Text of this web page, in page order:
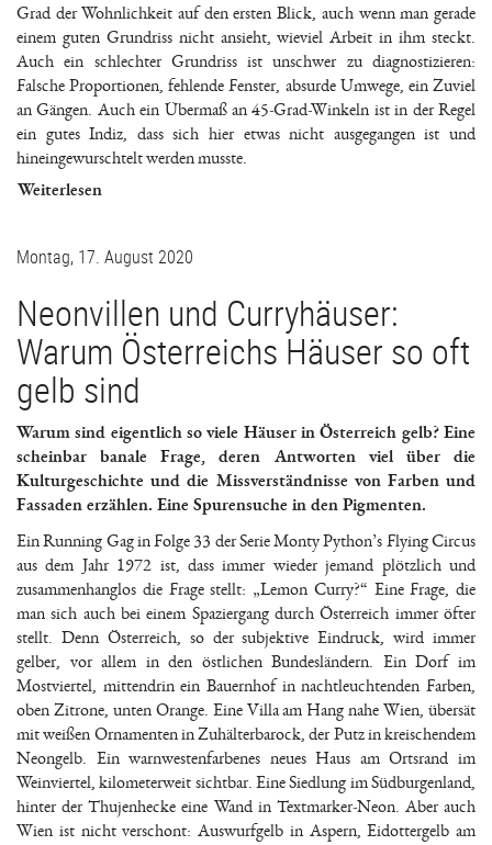
Grad der Wohnlichkeit auf den ersten Blick, auch wenn man gerade
einem guten Grundriss nicht ansieht, wieviel Arbeit in ihm steckt.
Auch ein schlechter Grundriss ist unschwer zu diagnostizieren:
Falsche Proportionen, fehlende Fenster, absurde Umwege, ein Zuviel
an Gängen. Auch ein Übermaß an 45-Grad-Winkeln ist in der Regel
ein gutes Indiz, dass sich hier etwas nicht ausgegangen ist und
hineingewurschtelt werden musste.
Weiterlesen
Montag, 17. August 2020
Neonvillen und Curryhäuser:
Warum Österreichs Häuser so oft
gelb sind
Warum sind eigentlich so viele Häuser in Österreich gelb? Eine
scheinbar banale Frage, deren Antworten viel über die
Kulturgeschichte und die Missverständnisse von Farben und
Fassaden erzählen. Eine Spurensuche in den Pigmenten.
Ein Running Gag in Folge 33 der Serie Monty Python’s Flying Circus
aus dem Jahr 1972 ist, dass immer wieder jemand plötzlich und
zusammenhanglos die Frage stellt: „Lemon Curry?“ Eine Frage, die
man sich auch bei einem Spaziergang durch Österreich immer öfter
stellt. Denn Österreich, so der subjektive Eindruck, wird immer
gelber, vor allem in den östlichen Bundesländern. Ein Dorf im
Mostviertel, mittendrin ein Bauernhof in nachtleuchtenden Farben,
oben Zitrone, unten Orange. Eine Villa am Hang nahe Wien, übersät
mit weißen Ornamenten in Zuhälterbarock, der Putz in kreischendem
Neongelb. Ein warnwestenfarbenes neues Haus am Ortsrand im
Weinviertel, kilometerweit sichtbar. Eine Siedlung im Südburgenland,
hinter der Thujenhecke eine Wand in Textmarker-Neon. Aber auch
Wien ist nicht verschont: Auswurfgelb in Aspern, Eidottergelb am